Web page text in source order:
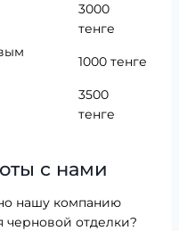
3000
тенге
1000 тенге
3500
тенге
с нами
нашу компанию
черновой отделки?